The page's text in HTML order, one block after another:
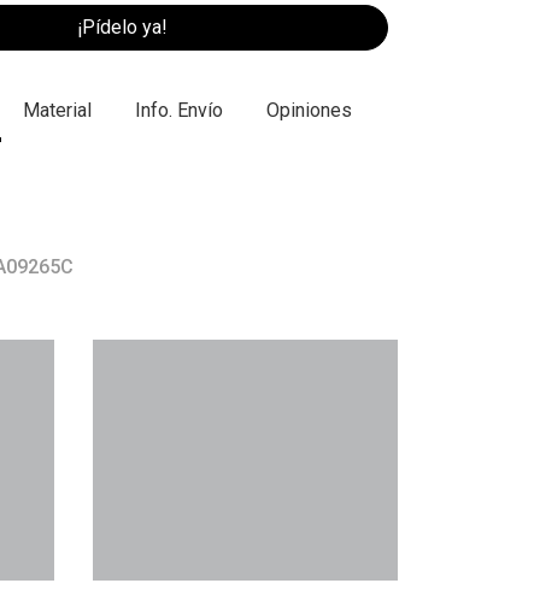
¡Pídelo ya!
Material Info. Envío Opiniones